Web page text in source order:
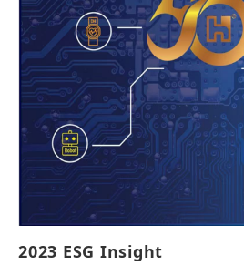
2023 ESG Insight